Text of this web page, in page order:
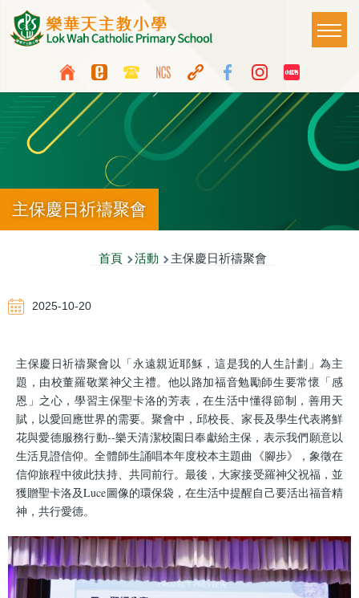
移至主內容
Top
Media
Icon
Button
Language
switcher
Main
主保慶日祈禱聚會
連
首頁 活動 主保慶日祈禱聚會
2025-10-20
主保慶日祈禱聚會以「永遠親近耶穌，這是我的人生計劃」為主
題，由校董羅敬業神父主禮。他以路加福音勉勵師生要常懷「感
恩」之心，學習主保聖卡洛的芳表，在生活中懂得節制，善用天
賦，以愛回應世界的需要。聚會中，邱校長、家長及學生代表將鮮
花與愛德服務行動--樂天清潔校園日奉獻給主保，表示我們願意以
生活見證信仰。全體師生誦唱本年度校本主題曲《腳步》，象徵在
信仰旅程中彼此扶持、共同前行。最後，大家接受羅神父祝福，並
獲贈聖卡洛及Luce圖像的環保袋，在生活中提醒自己要活出福音精
神，共行愛德。